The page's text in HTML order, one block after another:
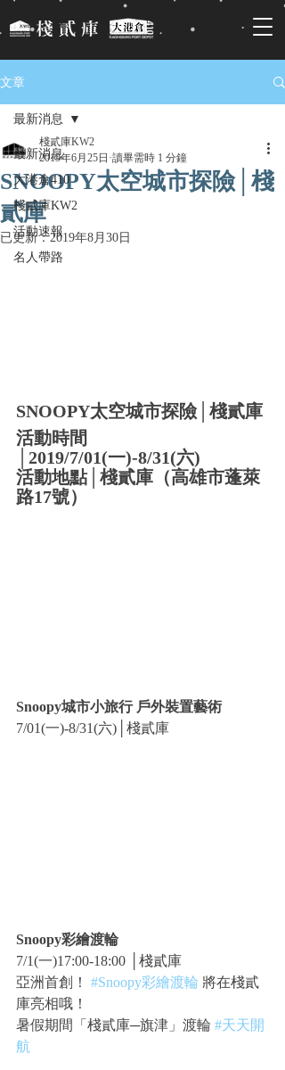
文章
最新消息
大港倉410
棧貳庫KW2
活動速報
名人帶路
最新消息
SNOOPY太空城市探險│棧
貳庫
棧貳庫KW2
2019年6月25日 讀畢需時 1 分鐘
已更新：2019年8月30日
SNOOPY太空城市探險│棧貳庫
活動時間
│2019/7/01(一)-8/31(六)
活動地點│棧貳庫（高雄市蓬萊
路17號）
Snoopy城市小旅行 戶外裝置藝術
7/01(一)-8/31(六)│棧貳庫
Snoopy彩繪渡輪
7/1(一)17:00-18:00 │棧貳庫
亞洲首創！ #Snoopy彩繪渡輪 將在棧貳
庫亮相哦！
暑假期間「棧貳庫─旗津」渡輪 #天天開
航